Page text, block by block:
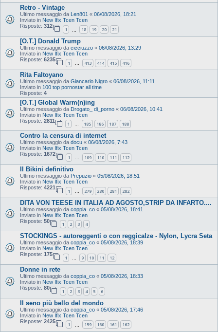
Retro - Vintage
Ultimo messaggio da Len801 « 06/08/2026, 18:21
Inviato in New Ifix Tcen Tcen
Risposte: 312
1 18 19 20 21
[O.T.] Donald Trump
Ultimo messaggio da cicciuzzo « 06/08/2026, 13:29
Inviato in New Ifix Tcen Tcen
Risposte: 6235
1 … 413 414 415 416
Rita Faltoyano
Ultimo messaggio da Giancarlo Nigro « 06/08/2026, 11:11
Inviato in 100 top pornostar all time
Risposte: 4
[O.T.] Global Warm(n)ing
Ultimo messaggio da Drogato_ di_porno « 06/08/2026, 10:41
Inviato in New Ifix Tcen Tcen
Risposte: 2811
1 185 186 187 188
Contro la censura di internet
Ultimo messaggio da docu « 06/08/2026, 7:43
Inviato in New Ifix Tcen Tcen
Risposte: 1672
1 … 109 110 111 112
Il Bikini definitivo
Ultimo messaggio da Prepuzio « 05/08/2026, 18:51
Inviato in New Ifix Tcen Tcen
Risposte: 4221
1 … 279 280 281 282
DITA VON TEESE IN ITALIA AD AGOSTO,STRIP DA INFARTO....
Ultimo messaggio da coppia_co « 05/08/2026, 18:41
Inviato in New Ifix Tcen Tcen
Risposte: 50
1 2 3 4
STOCKINGS - autoreggenti o con reggicalze - Nylon, Lycra Seta
Ultimo messaggio da coppia_co « 05/08/2026, 18:39
Inviato in New Ifix Tcen Tcen
Risposte: 175
1 … 9 10 11 12
Donne in rete
Ultimo messaggio da coppia_co « 05/08/2026, 18:33
Inviato in New Ifix Tcen Tcen
Risposte: 80
1 2 3 4 5 6
Il seno più bello del mondo
Ultimo messaggio da coppia_co « 05/08/2026, 17:46
Inviato in New Ifix Tcen Tcen
Risposte: 2425
1 159 160 161 162